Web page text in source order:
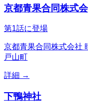
京都青果合同株式
第1話に登場
京都青果合同株式会社
戸山町
詳細 →
下鴨神社